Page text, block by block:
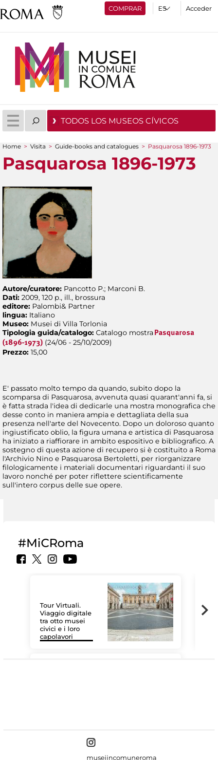
COMPRAR Acceder
TODOS LOS MUSEOS CÍVICOS
You are here
Home > Visita > Guide-books and catalogues > Pasquarosa 1896-1973
Pasquarosa 1896-1973
Autore/curatore: Pancotto P.; Marconi B.
Dati: 2009, 120 p., ill., brossura
editore: Palombi& Partner
lingua: Italiano
Museo: Musei di Villa Torlonia
Tipologia guida/catalogo: Catalogo mostra Pasquarosa
(1896-1973) (24/06 - 25/10/2009)
Prezzo: 15,00
E' passato molto tempo da quando, subito dopo la
scomparsa di Pasquarosa, avvenuta quasi quarant'anni fa, si
è fatta strada l'idea di dedicarle una mostra monografica che
desse conto in maniera ampia e dettagliata della sua
presenza nell'arte del Novecento. Dopo un doloroso quanto
ingiustificato oblio, la figura umana e artistica di Pasquarosa
ha iniziato a riaffiorare in ambito espositivo e bibliografico. A
sostegno di questa azione di recupero si è costituito a Roma
l'Archivio Nino e Pasquarosa Bertoletti, per riorganizzare
filologicamente i materiali documentari riguardanti il suo
lavoro nonché per poter riflettere scientificamente
sull'intero corpus delle sue opere.
#MiCRoma
Tour Virtuali.
Viaggio digitale
tra otto musei
civici e i loro
capolavori
museiincomuneroma